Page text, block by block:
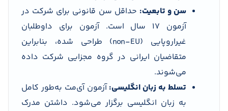
سن و تابعیت: حداقل سن قانونی برای شرکت در
آزمون ۱۷ سال است. آزمون برای داوطلبان
غیراروپایی (non-EU) طراحی شده، بنابراین
متقاضیان ایرانی در گروه مجزایی شرکت داده
می‌شوند.
تسلط به زبان انگلیسی:آزمون آی‌مت به‌طور کامل
به زبان انگلیسی برگزار می‌شود. داشتن مدرک